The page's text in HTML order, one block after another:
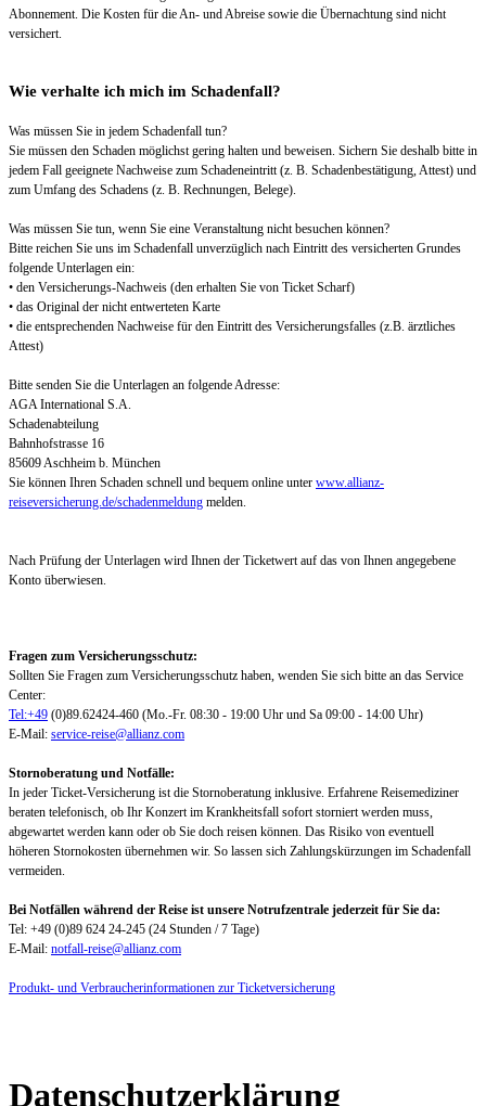
Abonnement. Die Kosten für die An- und Abreise sowie die Übernachtung sind nicht
versichert.
Wie verhalte ich mich im Schadenfall?
Was müssen Sie in jedem Schadenfall tun?
Sie müssen den Schaden möglichst gering halten und beweisen. Sichern Sie deshalb bitte in
jedem Fall geeignete Nachweise zum Schadeneintritt (z. B. Schadenbestätigung, Attest) und
zum Umfang des Schadens (z. B. Rechnungen, Belege).
Was müssen Sie tun, wenn Sie eine Veranstaltung nicht besuchen können?
Bitte reichen Sie uns im Schadenfall unverzüglich nach Eintritt des versicherten Grundes
folgende Unterlagen ein:
• den Versicherungs-Nachweis (den erhalten Sie von Ticket Scharf)
• das Original der nicht entwerteten Karte
• die entsprechenden Nachweise für den Eintritt des Versicherungsfalles (z.B. ärztliches
Attest)
Bitte senden Sie die Unterlagen an folgende Adresse:
AGA International S.A.
Schadenabteilung
Bahnhofstrasse 16
85609 Aschheim b. München
Sie können Ihren Schaden schnell und bequem online unter www.allianz-
reiseversicherung.de/schadenmeldung melden.
Nach Prüfung der Unterlagen wird Ihnen der Ticketwert auf das von Ihnen angegebene
Konto überwiesen.
Fragen zum Versicherungsschutz:
Sollten Sie Fragen zum Versicherungsschutz haben, wenden Sie sich bitte an das Service
Center:
Tel:+49 (0)89.62424-460 (Mo.-Fr. 08:30 - 19:00 Uhr und Sa 09:00 - 14:00 Uhr)
E-Mail: service-reise@allianz.com
Stornoberatung und Notfälle:
In jeder Ticket-Versicherung ist die Stornoberatung inklusive. Erfahrene Reisemediziner
beraten telefonisch, ob Ihr Konzert im Krankheitsfall sofort storniert werden muss,
abgewartet werden kann oder ob Sie doch reisen können. Das Risiko von eventuell
höheren Stornokosten übernehmen wir. So lassen sich Zahlungskürzungen im Schadenfall
vermeiden.
Bei Notfällen während der Reise ist unsere Notrufzentrale jederzeit für Sie da:
Tel: +49 (0)89 624 24-245 (24 Stunden / 7 Tage)
E-Mail: notfall-reise@allianz.com
Produkt- und Verbraucherinformationen zur Ticketversicherung
Datenschutzerklärung